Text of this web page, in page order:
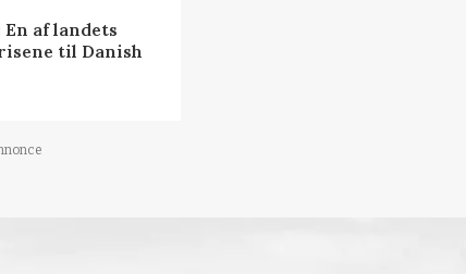
af landets
til Danish